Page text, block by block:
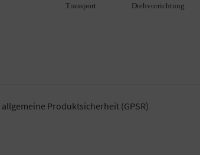
Transport
Drehvorrichtung
Produktsicherheit (GPSR)